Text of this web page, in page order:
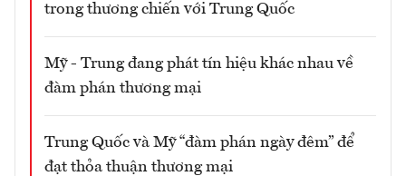
trong thương chiến với Trung Quốc
Mỹ - Trung đang phát tín hiệu khác nhau về
đàm phán thương mại
Trung Quốc và Mỹ “đàm phán ngày đêm” để
đạt thỏa thuận thương mại